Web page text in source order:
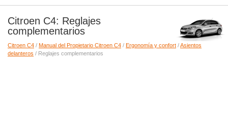
Citroen C4: Reglajes
complementarios
Citroen C4 / Manual del Propietario Citroen C4 / Ergonomía y confort /Asientos
delanteros / Reglajes complementarios